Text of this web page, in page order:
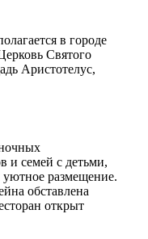
в городе
Святого
Аристотелус,
и семей с детьми,
размещение.
обставлена
открыт